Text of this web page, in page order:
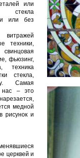
или
стекла
или без
техники,
фьюзинг,
техника
стекла,
Самая
нас – это
медной
рисунок и
церквей и